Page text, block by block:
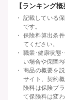
【ランキング概
記載している
です。
保険料算出条
てください。
職業･健康状態
い場合や保障
商品の概要を
サイト、契約
険料は保険プ
て保険料は変